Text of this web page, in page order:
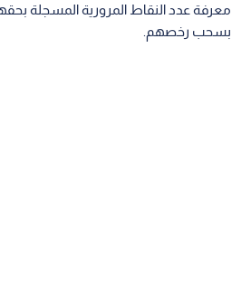
معرفة عدد النقاط المرورية المسجلة
بسحب رخصهم.